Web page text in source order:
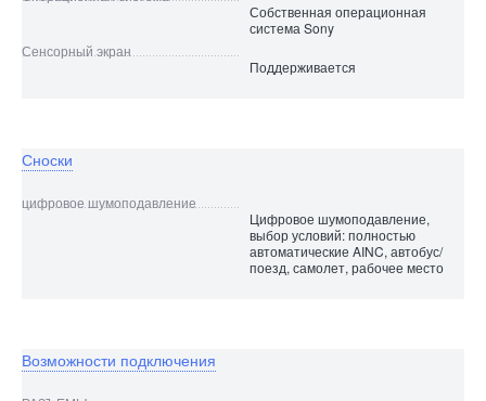
Собственная операционная
система Sony
Сенсорный экран
Поддерживается
Сноски
цифровое шумоподавление
Цифровое шумоподавление,
выбор условий: полностью
автоматические AINC, автобус/
поезд, самолет, рабочее место
Возможности подключения